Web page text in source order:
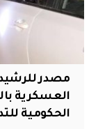
مصدر
العسكرية
الحكومية